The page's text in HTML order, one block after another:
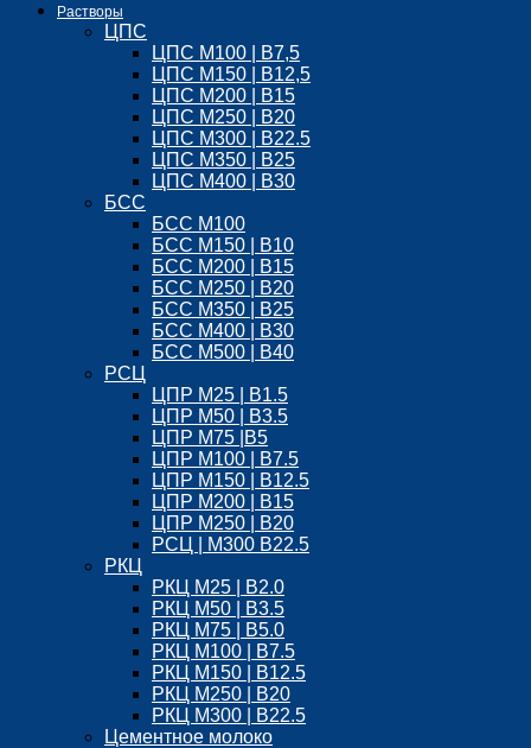
Растворы
ЦПС
ЦПС М100 | B7,5
ЦПС М150 | B12,5
ЦПС М200 | B15
ЦПС М250 | B20
ЦПС М300 | B22.5
ЦПС М350 | B25
ЦПС М400 | B30
БСС
БСС М100
БСС М150 | B10
БСС М200 | B15
БСС М250 | B20
БСС М350 | B25
БСС М400 | B30
БСС М500 | B40
РСЦ
ЦПР М25 | B1.5
ЦПР М50 | B3.5
ЦПР М75 |B5
ЦПР М100 | B7.5
ЦПР М150 | B12.5
ЦПР М200 | B15
ЦПР М250 | B20
РСЦ | М300 B22.5
РКЦ
РКЦ М25 | B2.0
РКЦ М50 | B3.5
РКЦ М75 | B5.0
РКЦ М100 | B7.5
РКЦ М150 | B12.5
РКЦ М250 | B20
РКЦ М300 | B22.5
Цементное молоко